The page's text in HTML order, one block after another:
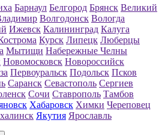
Барнаул Белгород Брянск Великий
Волгодонск Вологда
Ижевск Калининград Калуга
Курск Липецк Люберцы
Мытищи Набережные Челны
Новомосковск Новороссийск
Первоуральск Подольск Псков
Саранск Севастополь Сергиев
Сочи Ставрополь Тамбов
Хабаровск Химки Череповец
Якутия Ярославль